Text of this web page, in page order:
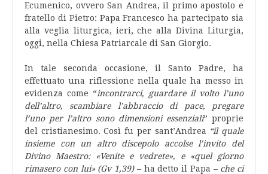
Ecumenico, ovvero San Andrea, il primo apostolo e
fratello di Pietro: Papa Francesco ha partecipato sia
alla veglia liturgica, ieri, che alla Divina Liturgia,
oggi, nella Chiesa Patriarcale di San Giorgio.
In tale seconda occasione, il Santo Padre, ha
effettuato una riflessione nella quale ha messo in
evidenza come “incontrarci, guardare il volto l’uno
dell’altro, scambiare l’abbraccio di pace, pregare
l’uno per l’altro sono dimensioni essenziali” proprie
del cristianesimo. Così fu per sant’Andrea “il quale
insieme con un altro discepolo accolse l’invito del
Divino Maestro: «Venite e vedrete», e «quel giorno
rimasero con lui» (Gv 1,39)– ha detto il Papa – che ci